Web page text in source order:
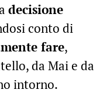
decisione
conto di
fare,
da Mai e da
intorno.